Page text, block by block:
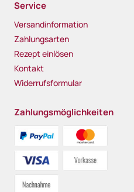
Service
Versandinformation
Zahlungsarten
Rezept einlösen
Kontakt
Widerrufsformular
Zahlungsmöglichkeiten